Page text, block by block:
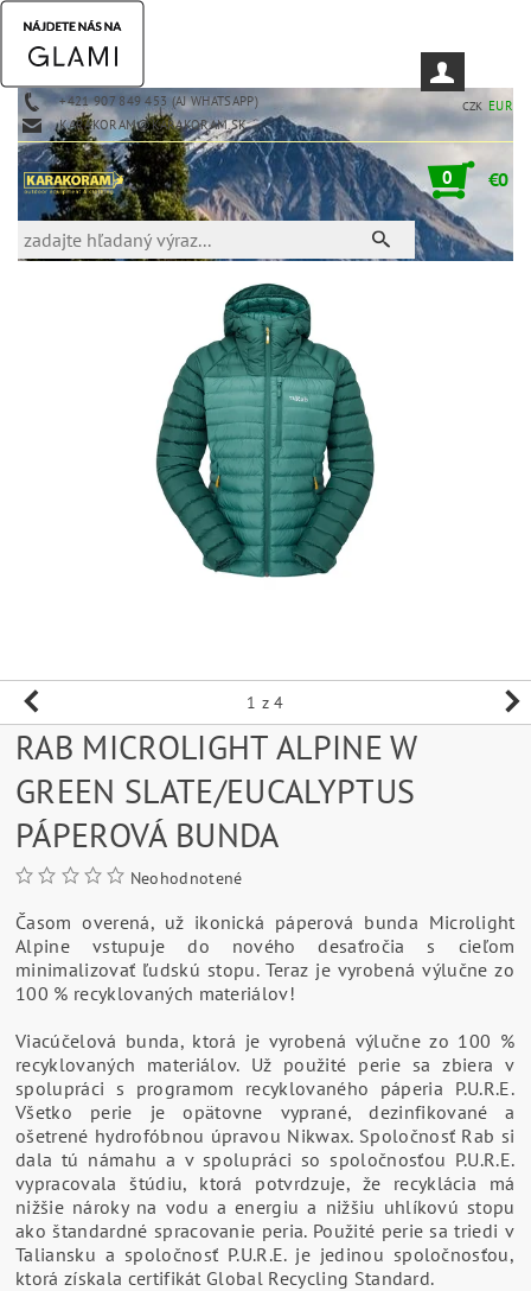
+421 907 849 453 (AJ WHATSAPP)
KARAKORAM@KARAKORAM.SK
CZK EUR
0 €0
1 z 4
RAB MICROLIGHT ALPINE W
GREEN SLATE/EUCALYPTUS
PÁPEROVÁ BUNDA
Neohodnotené
Časom overená, už ikonická páperová bunda Microlight
Alpine vstupuje do nového desaťročia s cieľom
minimalizovať ľudskú stopu. Teraz je vyrobená výlučne zo
100 % recyklovaných materiálov!
Viacúčelová bunda, ktorá je vyrobená výlučne zo 100 %
recyklovaných materiálov. Už použité perie sa zbiera v
spolupráci s programom recyklovaného páperia P.U.R.E.
Všetko perie je opätovne vyprané, dezinfikované a
ošetrené hydrofóbnou úpravou Nikwax. Spoločnosť Rab si
dala tú námahu a v spolupráci so spoločnosťou P.U.R.E.
vypracovala štúdiu, ktorá potvrdzuje, že recyklácia má
nižšie nároky na vodu a energiu a nižšiu uhlíkovú stopu
ako štandardné spracovanie peria. Použité perie sa triedi v
Taliansku a spoločnosť P.U.R.E. je jedinou spoločnosťou,
ktorá získala certifikát Global Recycling Standard.